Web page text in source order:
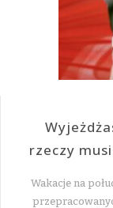
rzeczy
Wakacje na